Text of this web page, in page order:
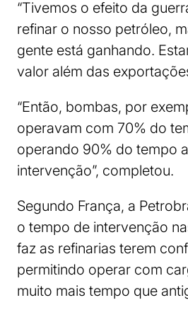
“Tivemos o efeito da
refinar o nosso petróleo,
gente está ganhando.
valor além das
“Então, bombas, por
operavam com 70% do
operando 90% do tempo
intervenção”, completou.
Segundo França, a
o tempo de intervenção
faz as refinarias terem
permitindo operar com
muito mais tempo que